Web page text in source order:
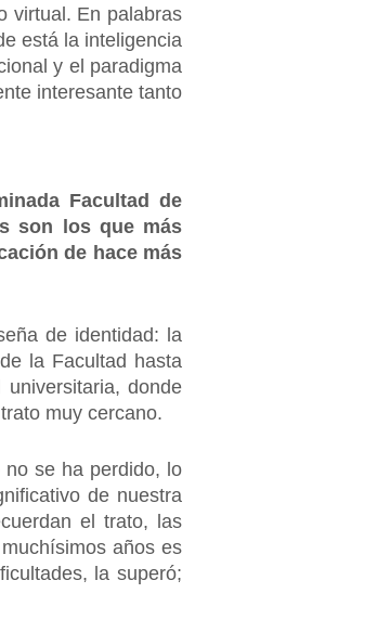
virtual. En palabras
está la inteligencia
y el paradigma
interesante tanto
Facultad de
son los que más
de hace más
de identidad: la
la Facultad hasta
donde
muy cercano.
se ha perdido, lo
de nuestra
el trato, las
años es
la superó;